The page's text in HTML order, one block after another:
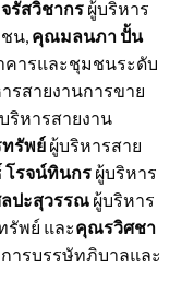
รัสวิชากร ผู้บริหาร
น, คุณมลนภา ปั้น
คารและชุมชนระดับ
รสายงานการขาย
ริหารสายงาน
รัพย์ ผู้บริหารสาย
รจน์ทินกร ผู้บริหาร
ปะสุวรรณ ผู้บริหาร
รัพย์ และคุณรวิศชา
ารบรรษัทภิบาลและ